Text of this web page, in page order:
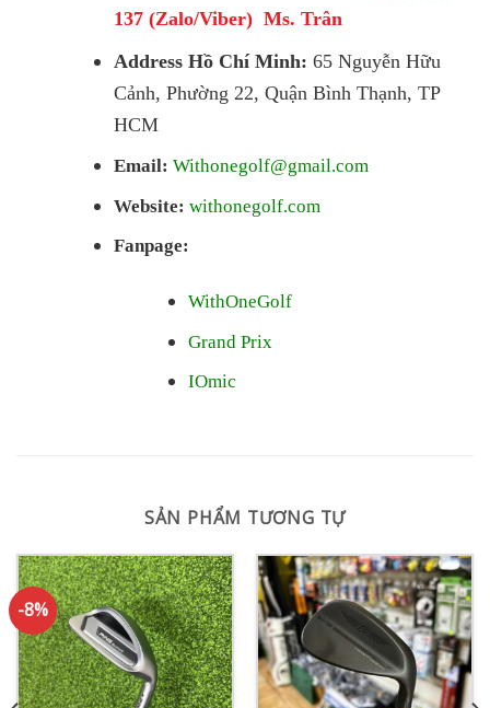
137 (Zalo/Viber) Ms. Trân
Address Hồ Chí Minh: 65 Nguyễn Hữu
Cảnh, Phường 22, Quận Bình Thạnh, TP
HCM
Email: Withonegolf@gmail.com
Website: withonegolf.com
Fanpage:
WithOneGolf
Grand Prix
IOmic
SẢN PHẨM TƯƠNG TỰ
-8%